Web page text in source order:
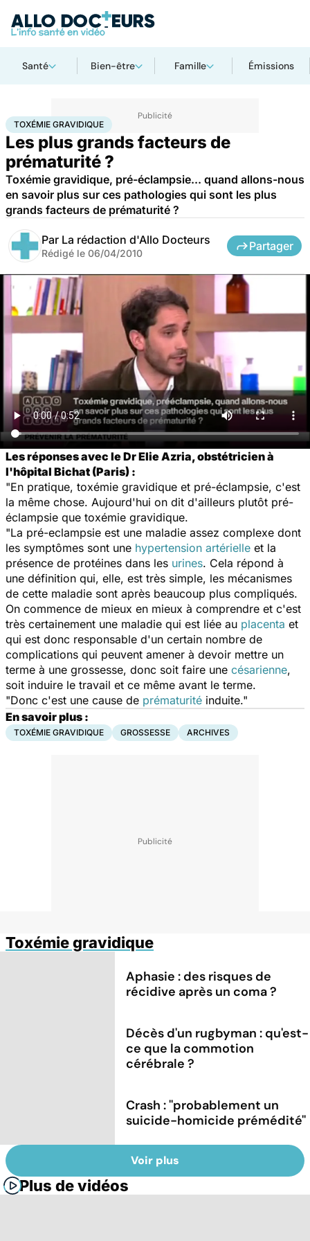
Santé Bien-être Famille Émissions
AccueilFamilleGrossesse Toxémie gravidique
TOXÉMIE GRAVIDIQUE
Les plus grands facteurs de
prématurité ?
Toxémie gravidique, pré-éclampsie... quand allons-nous
en savoir plus sur ces pathologies qui sont les plus
grands facteurs de prématurité ?
Par La rédaction d'Allo Docteurs
Rédigé le 06/04/2010
Partager
Les réponses avec le Dr Elie Azria, obstétricien à
l'hôpital Bichat (Paris) :
"En pratique, toxémie gravidique et pré-éclampsie, c'est
la même chose. Aujourd'hui on dit d'ailleurs plutôt pré-
éclampsie que toxémie gravidique.
"La pré-eclampsie est une maladie assez complexe dont
les symptômes sont une hypertension artérielle et la
présence de protéines dans les urines. Cela répond à
une définition qui, elle, est très simple, les mécanismes
de cette maladie sont après beaucoup plus compliqués.
On commence de mieux en mieux à comprendre et c'est
très certainement une maladie qui est liée au placenta et
qui est donc responsable d'un certain nombre de
complications qui peuvent amener à devoir mettre un
terme à une grossesse, donc soit faire une césarienne,
soit induire le travail et ce même avant le terme.
"Donc c'est une cause de prématurité induite."
En savoir plus :
TOXÉMIE GRAVIDIQUE GROSSESSE ARCHIVES
Toxémie gravidique
Aphasie : des risques de
récidive après un coma ?
Décès d'un rugbyman : qu'est-
ce que la commotion
cérébrale ?
Crash : ''probablement un
suicide-homicide prémédité''
Voir plus
Plus de vidéos